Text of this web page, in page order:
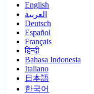
English
العربية
Deutsch
Español
Français
हिन्दी
Bahasa Indonesia
Italiano
日本語
한국어